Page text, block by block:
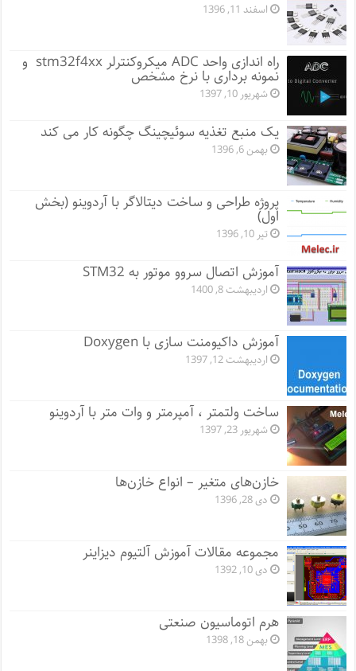
اسفند 11, 1396
راه اندازی واحد ADC میکروکنترلر stm32f4xx و
نمونه برداری با نرخ مشخص
شهریور 10, 1397
یک منبع تغذیه سوئیچینگ چگونه کار می کند
بهمن 6, 1396
پروژه طراحی و ساخت دیتالاگر با آردوینو (بخش
اول)
تیر 10, 1396
آموزش اتصال سروو موتور به STM32
اردیبهشت 8, 1400
آموزش داکیومنت سازی با Doxygen
اردیبهشت 12, 1397
ساخت ولتمتر ، آمپرمتر و وات متر با آردوینو
شهریور 23, 1397
خازن‌های متغیر – انواع خازن‌ها
دی 28, 1396
مجموعه مقالات آموزش آلتیوم دیزاینر
دی 10, 1392
هرم اتوماسیون صنعتی
بهمن 18, 1398